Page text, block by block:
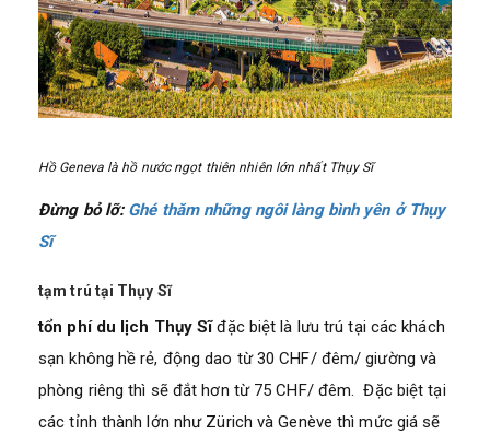
Hồ Geneva là hồ nước ngọt thiên nhiên lớn nhất Thụy Sĩ
Đừng bỏ lỡ: Ghé thăm những ngôi làng bình yên ở Thụy
Sĩ
tạm trú tại Thụy Sĩ
tổn phí du lịch Thụy Sĩ đặc biệt là lưu trú tại các khách
sạn không hề rẻ, động dao từ 30 CHF/ đêm/ giường và
phòng riêng thì sẽ đắt hơn từ 75 CHF/ đêm. Đặc biệt tại
các tỉnh thành lớn như Zürich và Genève thì mức giá sẽ